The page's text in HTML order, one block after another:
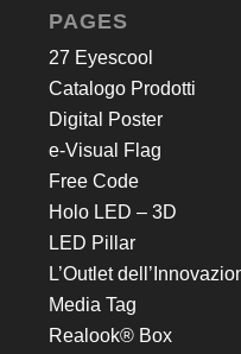
PAGES
27 Eyescool
Catalogo Prodotti
Digital Poster
e-Visual Flag
Free Code
Holo LED – 3D
LED Pillar
L’Outlet
Media Tag
Realook® Box